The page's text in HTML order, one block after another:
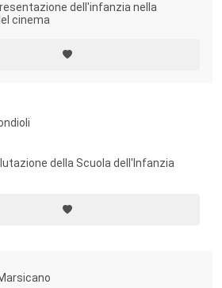
dell'infanzia nella
cinema
della Scuola dell'Infanzia